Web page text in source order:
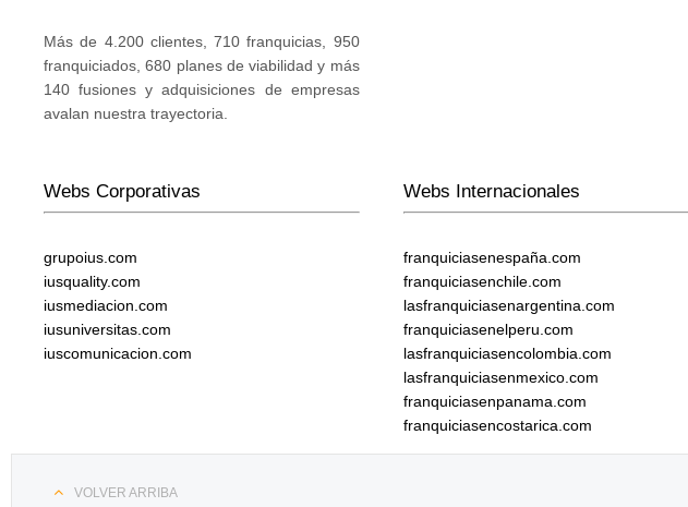
Más de 4.200 clientes, 710 franquicias, 950
franquiciados, 680 planes de viabilidad y más
140 fusiones y adquisiciones de empresas
avalan nuestra trayectoria.
Webs Corporativas
grupoius.com
iusquality.com
iusmediacion.com
iusuniversitas.com
iuscomunicacion.com
Webs Internacionales
franquiciasenespaña.com
franquiciasenchile.com
lasfranquiciasenargentina.com
franquiciasenelperu.com
lasfranquiciasencolombia.com
lasfranquiciasenmexico.com
franquiciasenpanama.com
franquiciasencostarica.com
VOLVER ARRIBA